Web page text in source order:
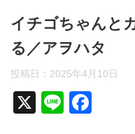
イチゴちゃんと
る／アヲハタ
投稿日： 2025年4月10日
X
Li